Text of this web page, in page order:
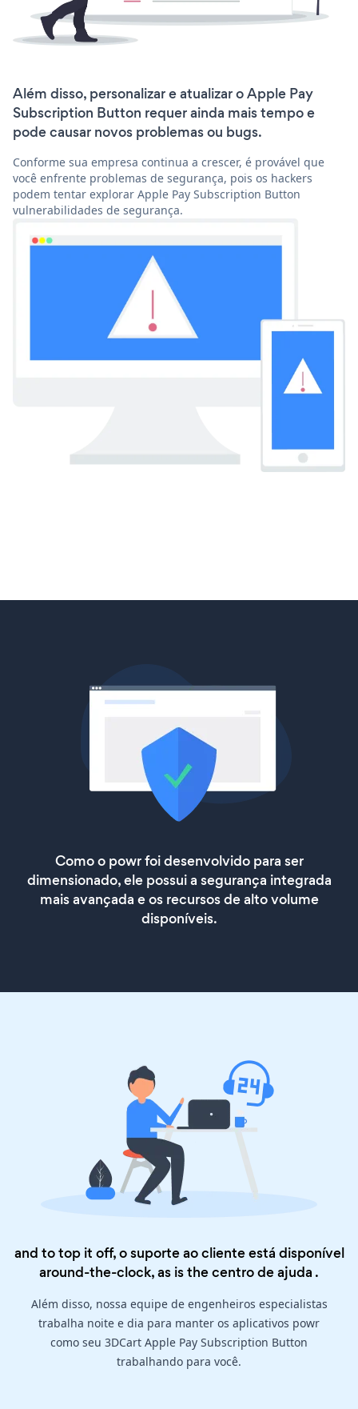
Além disso, personalizar e atualizar o Apple Pay
Subscription Button requer ainda mais tempo e
pode causar novos problemas ou bugs.
Conforme sua empresa continua a crescer, é provável que
você enfrente problemas de segurança, pois os hackers
podem tentar explorar Apple Pay Subscription Button
vulnerabilidades de segurança.
Como o powr foi desenvolvido para ser
dimensionado, ele possui a segurança integrada
mais avançada e os recursos de alto volume
disponíveis.
and to top it off, o suporte ao cliente está disponível
around-the-clock, as is thecentro de ajuda .
Além disso, nossa equipe de engenheiros especialistas
trabalha noite e dia para manter os aplicativos powr
como seu 3DCart Apple Pay Subscription Button
trabalhando para você.